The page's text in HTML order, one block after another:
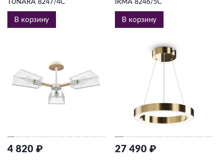
TUNARA 8247/4C
В корзину
IRMA 8246/5C
В корзину
4 820 ₽ 27 490 ₽